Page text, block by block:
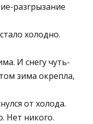
разгрызание
холодно.
И снегу чуть-
зима окрепла,
от холода.
Нет никого.